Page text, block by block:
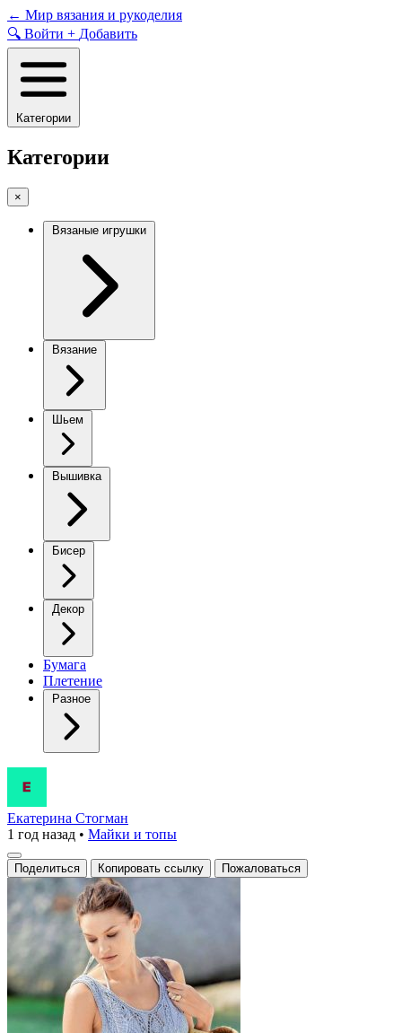
Skip
to
content
← Мир вязания и рукоделия
🔍 Войти + Добавить
Категории
Категории
×
Вязаные игрушки
Вязание
Шьем
Вышивка
Бисер
Декор
Бумага
Плетение
Разное
Когда
мода
встречает
искусство
вязания!
Екатерина Стогман
1 год назад • Майки и топы
Поделиться Копировать ссылку Пожаловаться